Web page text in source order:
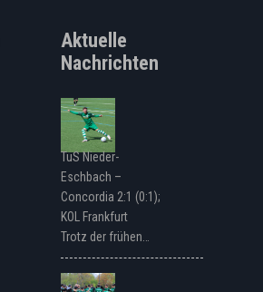
Aktuelle
Nachrichten
TuS Nieder-
Eschbach –
Concordia 2:1 (0:1);
KOL Frankfurt
Trotz der frühen…